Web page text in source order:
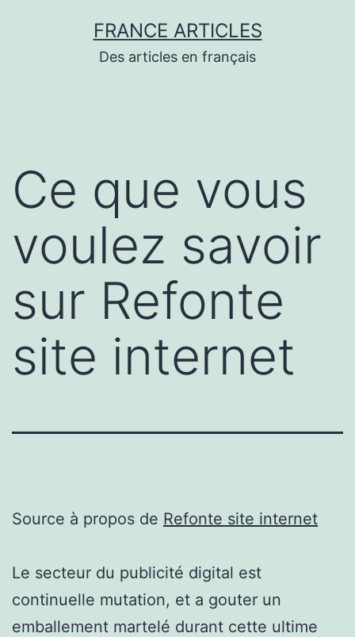
FRANCE ARTICLES
Des articles en français
Ce que vous
voulez savoir
sur Refonte
site internet
Source à propos de Refonte site internet
Le secteur du publicité digital est
continuelle mutation, et a gouter un
emballement martelé durant cette ultime